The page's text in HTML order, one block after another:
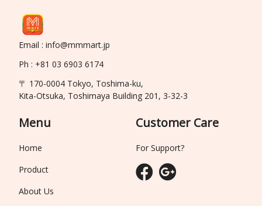
Email : info@mmmart.jp
Ph : +81 03 6903 6174
〒 170-0004 Tokyo, Toshima-ku,
Kita-Otsuka, Toshimaya Building 201, 3-32-3
Menu
Home
Product
About Us
Customer Care
For Support?